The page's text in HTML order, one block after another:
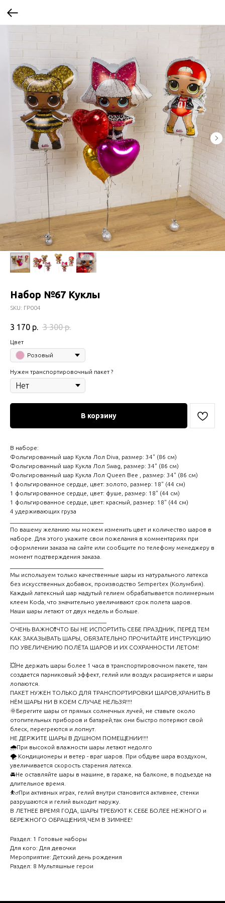
Набор №67 Куклы
SKU: ГР004
3 170 р. 3 300 р.
Цвет
Розовый
Нужен транспортировочный пакет ?
В корзину
В наборе:
Фольгированный шар Кукла Лол Diva, размер: 34" (86 см)
Фольгированный шар Кукла Лол Swag, размер: 34" (86 см)
Фольгированный шар Кукла Лол Queen Bee , размер: 34" (86 см)
1 фольгированное сердце, цвет: золото, размер: 18" (44 см)
1 фольгированное сердце, цвет: фуше, размер: 18" (44 см)
1 фольгированное сердце, цвет: красный, размер: 18" (44 см)
4 удерживающих груза
По вашему желанию мы можем изменить цвет и количество шаров в
наборе. Для этого укажите свои пожелания в комментариях при
оформлении заказа на сайте или сообщите по телефону менеджеру в
момент подтверждения заказа.
Мы используем только качественные шары из натурального латекса
без искусственных добавок, производство Sempertex (Колумбия).
Каждый латексный шар надутый гелием обрабатывается полимерным
клеем Koda, что значительно увеличивают срок полета шаров.
Наши шары летают от двух недель и больше.
ОЧЕНЬ ВАЖНО❗ЧТО БЫ НЕ ИСПОРТИТЬ СЕБЕ ПРАЗДНИК, ПЕРЕД ТЕМ
КАК ЗАКАЗЫВАТЬ ШАРЫ, ОБЯЗАТЕЛЬНО ПРОЧИТАЙТЕ ИНСТРУКЦИЮ
ПО УВЕЛИЧЕНИЮ ПОЛЁТА ШАРОВ И ИХ СОХРАННОСТИ ЛЕТОМ!
💥Не держать шары более 1 часа в транспортировочном пакете, там
создается парниковый эффект, гелий или воздух расширяется и шары
лопаются.
ПАКЕТ НУЖЕН ТОЛЬКО ДЛЯ ТРАНСПОРТИРОВКИ ШАРОВ,ХРАНИТЬ В
НЁМ ШАРЫ НИ В КОЕМ СЛУЧАЕ НЕЛЬЗЯ!!!!
🌞Берегите шары от прямых солнечных лучей, не ставьте около
отопительных приборов и батарей,так они быстро потеряют свой
блеск, перегреются и лопнут.
НЕ ДЕРЖИТЕ ШАРЫ В ДУШНОМ ПОМЕЩЕНИИ!!!!
🌧️При высокой влажности шары летают недолго
🌪️ Кондиционеры и ветер - враг шаров. При обдуве шара воздухом,
увеличивается скорость старения латекса.
🚘Не оставляйте шары в машине, в гараже, на балконе, в подъезде на
длительное время.
⛹️‍♂️При активных играх, гелий внутри становится активнее, стенки
разрушаются и гелий выходит наружу.
В ЛЕТНЕЕ ВРЕМЯ ГОДА, ШАРЫ ТРЕБУЮТ К СЕБЕ БОЛЕЕ НЕЖНОГО и
БЕРЕЖНОГО ОБРАЩЕНИЯ,ЧЕМ В ЗИМНЕЕ!
Раздел: 1 Готовые наборы
Для кого: Для девочки
Мероприятие: Детский день рождения
Раздел: 8 Мультяшные герои